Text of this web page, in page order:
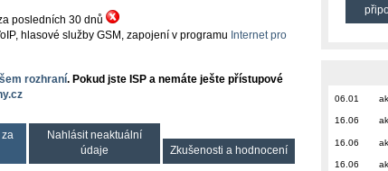
posledních 30 dnů
hlasové služby GSM, zapojení v programu Internet pro
rozhraní. Pokud jste ISP a nemáte ješte přístupové
Nahlásit neaktuální
údaje
Zkušenosti a hodnocení
06.01
16.06
16.06
16.06